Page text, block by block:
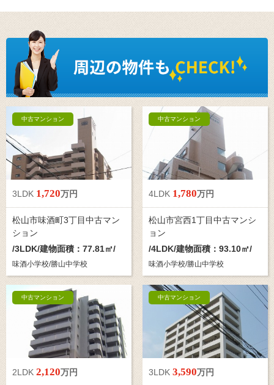
中古マンション
3LDK 1,720万円
松山市味酒町3丁目中古マン
ション
/3LDK/建物面積：77.81㎡/
味酒小学校/勝山中学校
中古マンション
4LDK 1,780万円
松山市宮西1丁目中古マンシ
ョン
/4LDK/建物面積：93.10㎡/
味酒小学校/勝山中学校
中古マンション
2LDK 2,120万円
中古マンション
3LDK 3,590万円